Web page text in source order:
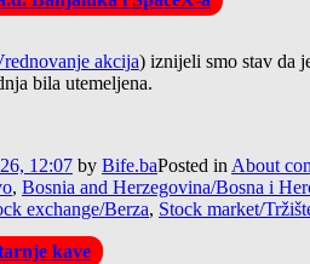
akcija) iznijeli smo stav da
bila utemeljena.
12:07 by Bife.baPosted in About
, Bosnia and Herzegovina/Bosna i
exchange/Berza, Stock market/
kave